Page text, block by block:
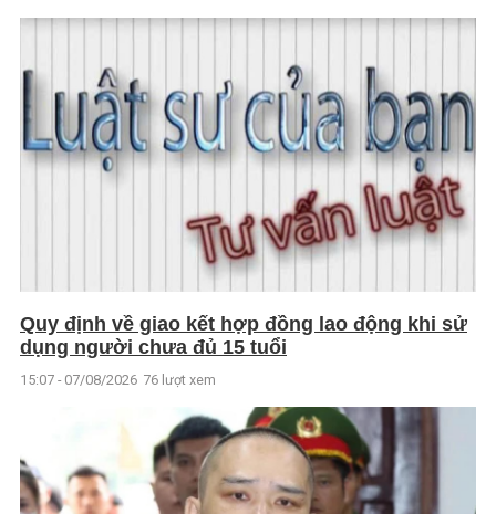
Quy định về giao kết hợp đồng lao động khi sử
dụng người chưa đủ 15 tuổi
15:07 - 07/08/2026 76 lượt xem